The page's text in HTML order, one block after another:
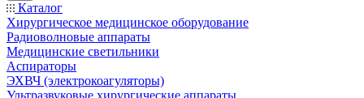
Каталог
Хирургическое медицинское оборудование
Радиоволновые аппараты
Медицинские светильники
Аспираторы
ЭХВЧ (электрокоагуляторы)
Ультразвуковые хирургические аппараты